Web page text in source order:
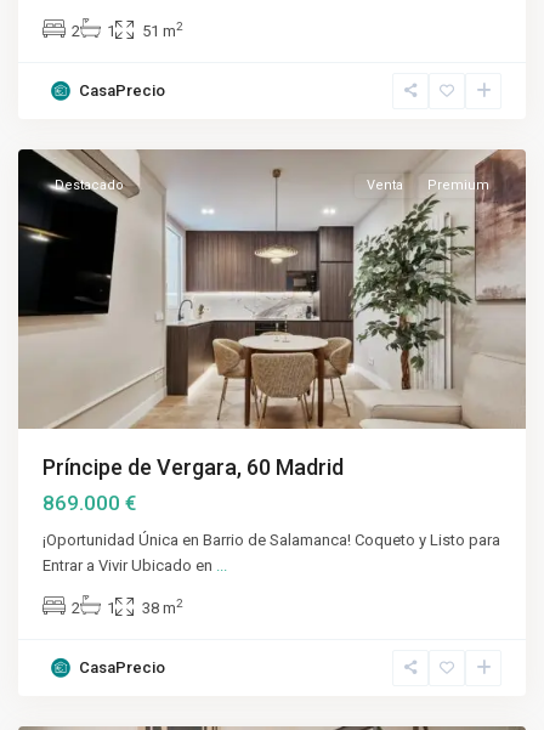
2 1 51 m2
CasaPrecio
Salamanca,
Destacado Venta Premium
Príncipe de Vergara, 60 Madrid
869.000 €
¡Oportunidad Única en Barrio de Salamanca! Coqueto y Listo para
Entrar a Vivir Ubicado en ...
2 1 38 m2
CasaPrecio
Salamanca,